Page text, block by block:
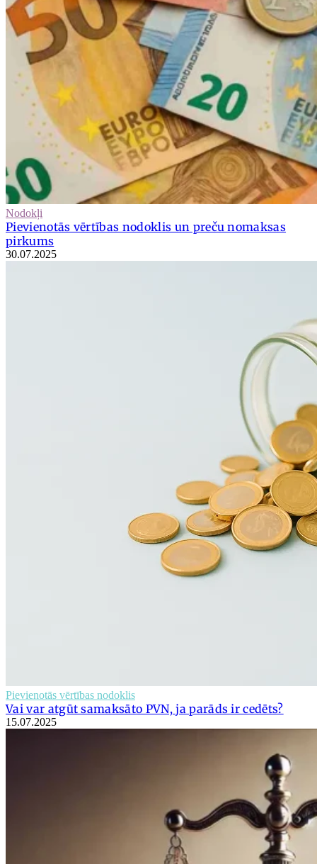
Nodokļi
Pievienotās vērtības nodoklis un preču nomaksas
pirkums
30.07.2025
Pievienotās vērtības nodoklis
Vai var atgūt samaksāto PVN, ja parāds ir cedēts?
15.07.2025